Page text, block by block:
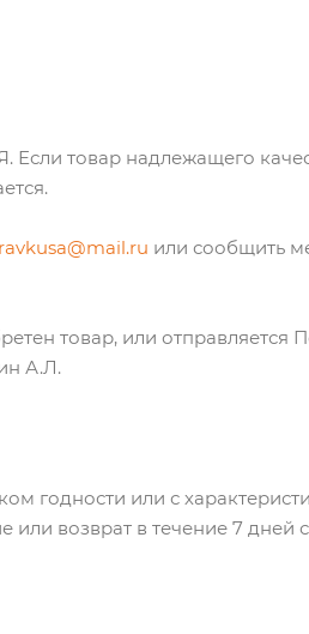
товар надлежащего
или сообщить
товар, или отправляется
А.Л.
годности или с
возврат в течение 7 дней